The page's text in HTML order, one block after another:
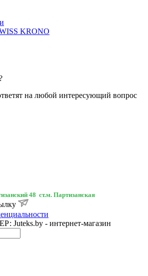
KRONO
на любой интересующий вопрос
48 ст.м. Партизанская
Juteks.by - интернет-магазин